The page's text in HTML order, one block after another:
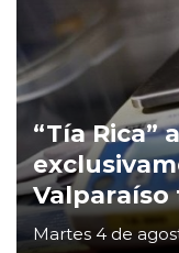
“Tía Rica”
Martes 4 de